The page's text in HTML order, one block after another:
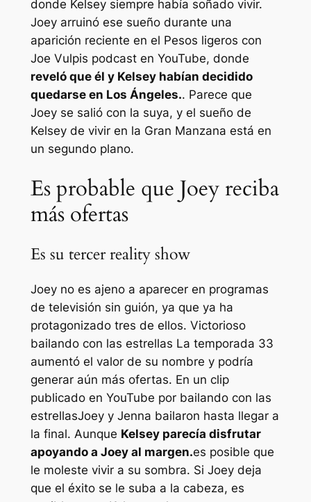
donde Kelsey siempre había soñado vivir.
Joey arruinó ese sueño durante una
aparición reciente en el Pesos ligeros con
Joe Vulpis podcast en YouTube, donde
reveló que él y Kelsey habían decidido
quedarse en Los Ángeles.. Parece que
Joey se salió con la suya, y el sueño de
Kelsey de vivir en la Gran Manzana está en
un segundo plano.
Es probable que Joey reciba
más ofertas
Es su tercer reality show
Joey no es ajeno a aparecer en programas
de televisión sin guión, ya que ya ha
protagonizado tres de ellos. Victorioso
bailando con las estrellas La temporada 33
aumentó el valor de su nombre y podría
generar aún más ofertas. En un clip
publicado en YouTube por bailando con las
estrellasJoey y Jenna bailaron hasta llegar a
la final. Aunque Kelsey parecía disfrutar
apoyando a Joey al margen.es posible que
le moleste vivir a su sombra. Si Joey deja
que el éxito se le suba a la cabeza, es